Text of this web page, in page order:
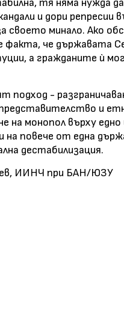
и дори
минало. Ако
факта, че държавата
а гражданите ù
подход -
и
на монопол върху
на повече от една
дестабилизация.
ИИНЧ при БАН/ЮЗУ